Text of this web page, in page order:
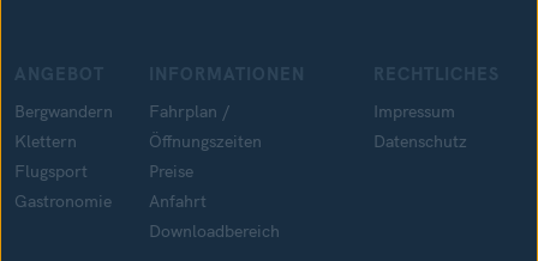
Bergwandern
Klettern
Flugsport
Gastronomie
Fahrplan /
Öffnungszeiten
Preise
Anfahrt
Downloadbereich
Impressum
Datenschutz